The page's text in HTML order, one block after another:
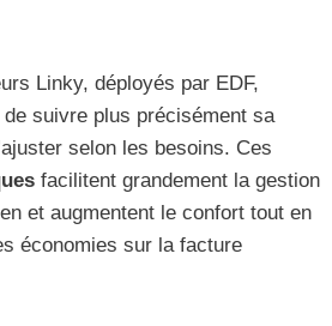
Linky, déployés par EDF,
suivre plus précisément sa
selon les besoins. Ces
facilitent grandement la gestion
et augmentent le confort tout en
économies sur la facture